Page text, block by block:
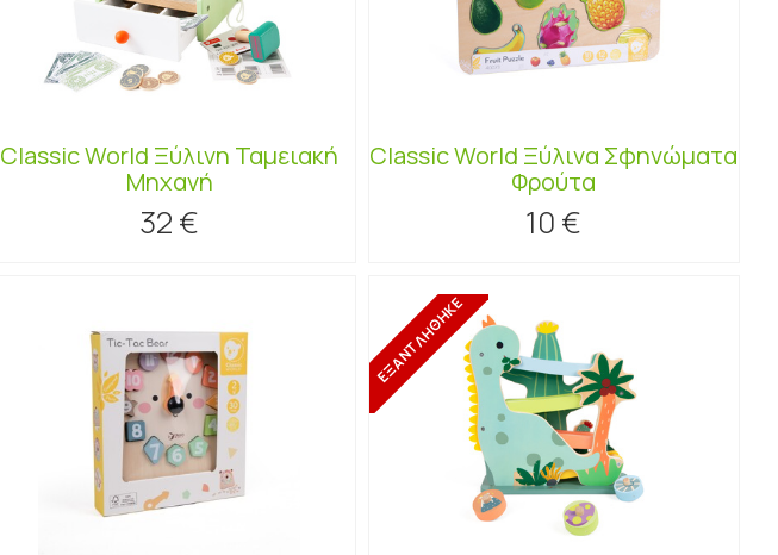
Classic World Ξύλινη Ταμειακή
Μηχανή
32 €
Classic World Ξύλινα Σφηνώματα
Φρούτα
10 €
ΕΞΑΝΤΛΗΘΗΚΕ